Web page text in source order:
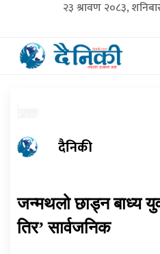
२३ श्रावण २०८३,
दैनिकी
जन्मथलो छाड्न बाध्य
तिर’ सार्वजनिक